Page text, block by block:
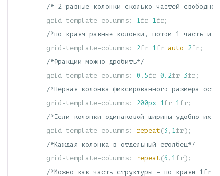
/* 2 равные колонки сколько частей
grid-template-columns : 1 fr 1 fr ;
/*по краям равные колонки, потом 1 часть и
grid-template-columns : 2fr 1 fr auto 2fr ;
/*Фракции можно дробить*/
grid-template-columns : 0.5fr 0.2fr 3fr ;
/*Первая колонка фиксированного размера
grid-template-columns : 200px 1 fr 1 fr ;
/*Если колонки одинаковой ширины удобно
grid-template-columns : repeat (3 , 1 fr);
/*Каждая колонка в отдельный столбец*/
grid-template-columns : repeat (6 , 1 fr);
/*Можно как часть структуры - по краям 1fr